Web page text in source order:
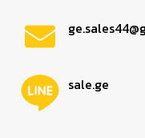
sale.ge